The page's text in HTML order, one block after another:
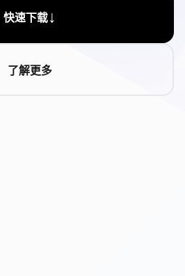
快速下载↓
了解更多